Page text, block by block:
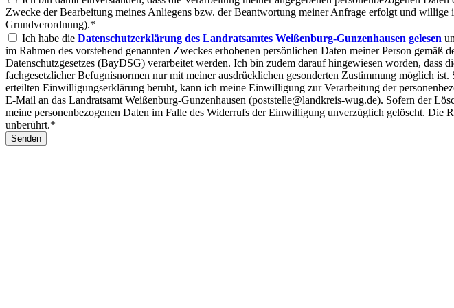
Zwecke der Bearbeitung meines Anliegens bzw. der Beantwortung meiner Anfrage erfolgt und
Grundverordnung).*
Ich habe die Datenschutzerklärung des Landratsamtes Weißenburg-Gunzenhausen gelesen
im Rahmen des vorstehend genannten Zweckes erhobenen persönlichen Daten meiner Person
Datenschutzgesetzes (BayDSG) verarbeitet werden. Ich bin zudem darauf hingewiesen worden, dass
fachgesetzlicher Befugnisnormen nur mit meiner ausdrücklichen gesonderten Zustimmung möglich
erteilten Einwilligungserklärung beruht, kann ich meine Einwilligung zur Verarbeitung der
E-Mail an das Landratsamt Weißenburg-Gunzenhausen (poststelle@landkreis-wug.de). Sofern der
meine personenbezogenen Daten im Falle des Widerrufs der Einwilligung unverzüglich gelöscht.
unberührt.*
Senden